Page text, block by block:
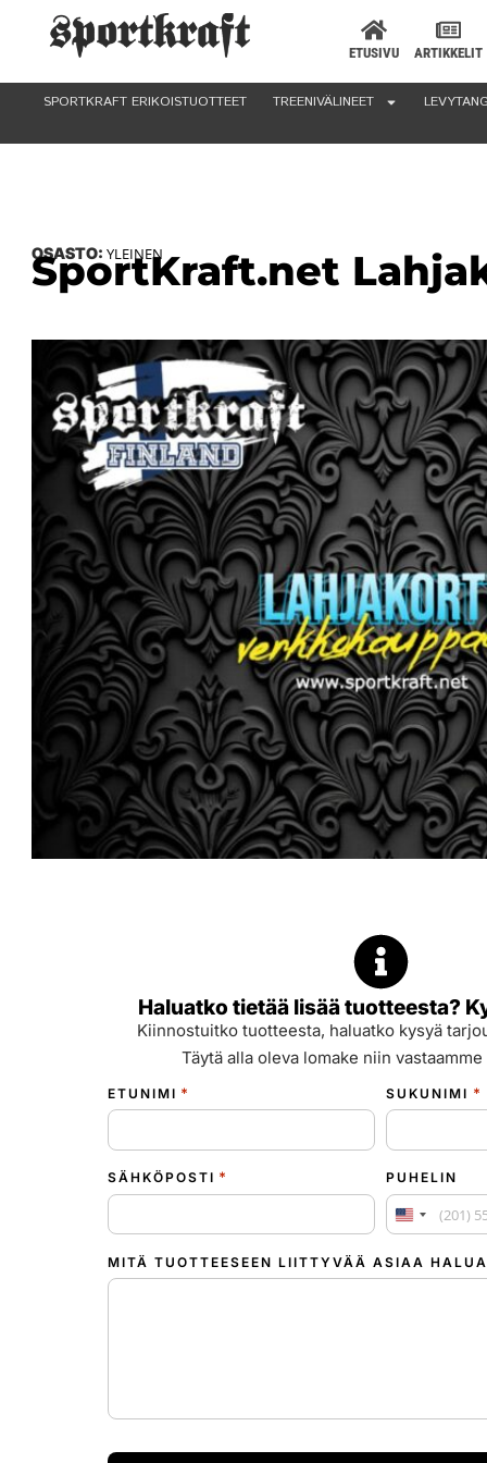
ETUSIVU ARTIKKELIT
SPORTKRAFT ERIKOISTUOTTEET TREENIVÄLINEET
OSASTO: YLEINEN
SportKraft.net
Haluatko tietää lisää tuotteesta?
Kiinnostuitko tuotteesta, haluatko kysyä
Täytä alla oleva lomake niin
ETUNIMI * SUKUNIMI *
SÄHKÖPOSTI * PUHELIN
MITÄ TUOTTEESEEN LIITTYVÄÄ ASIAA